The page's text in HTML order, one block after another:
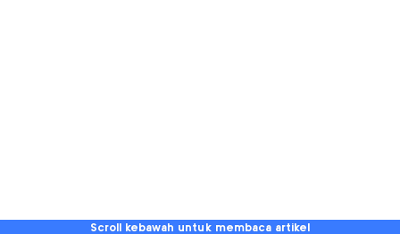
Scroll kebawah untuk membaca artikel